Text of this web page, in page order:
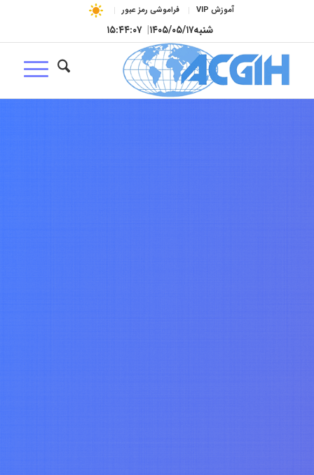
آموزش VIP فراموشی رمز عبور
شنبه۱۴۰۵/۰۵/۱۷| ۱۵:۴۴:۰۸